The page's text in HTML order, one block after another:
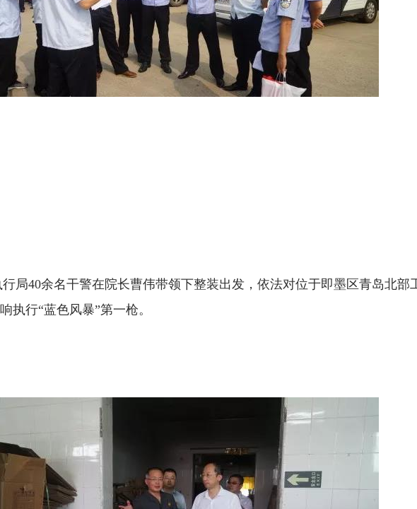
40余名干警在院长曹伟带领下整装出发，依法对位于即墨区青岛北部
执行“蓝色风暴”第一枪。